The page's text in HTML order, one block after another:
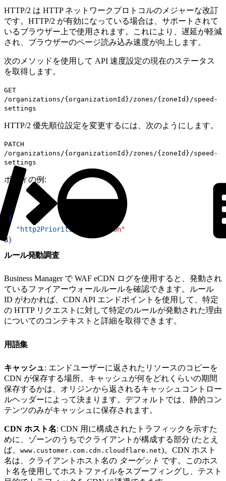
HTTP/2 は HTTP ネットワークプロトコルのメジャーな改訂
です。HTTP/2 が有効になっている場合は、サポートされて
いるブラウザー上で使用されます。これにより、遅延が軽減
され、ブラウザーのページ読み込み速度が向上します。
次のメソッドを使用して API 速度設定の現在のステータス
を取得します。
GET
/organizations/{organizationId}/zones/{zoneId}/speed-
settings
HTTP/2 優先順位設定を変更するには、次のようにします。
PATCH
/organizations/{organizationId}/zones/{zoneId}/speed-
settings
ボディの例:
{
  "http2Prioritization"
"on"
3}
ルール発動調査
Business Manager で WAF eCDN ログを使用すると、発動され
ているファイアーウォールルールを確認できます。ルール
ID がわかれば、CDN API エンドポイントを使用して、特定
の HTTP リクエストに対して特定のルールが発動された理由
についてのコンテキストと詳細を取得できます。
用語集
キャッシュ: エンドユーザーに返されたリソースのコピーを
CDN が保存する場所。キャッシュが何をどれくらいの期間
保存するかは、オリジンから返されるキャッシュコントロー
ルヘッダーによって決まります。デフォルトでは、静的コン
テンツのみがキャッシュに保存されます。
CDN ホスト名: CDN 用に構成されたトラフィックを示すた
めに、ゾーンのうちでクライアントが構成する部分 (たとえ
ば、 www.customer.com.cdn.cloudflare.net)。CDN ホスト
名は、クライアントホスト名の ターゲット です。このホス
ト名を使用してホストファイルをスプーフィングし、テスト